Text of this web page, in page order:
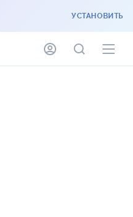
УСТАНОВИТЬ